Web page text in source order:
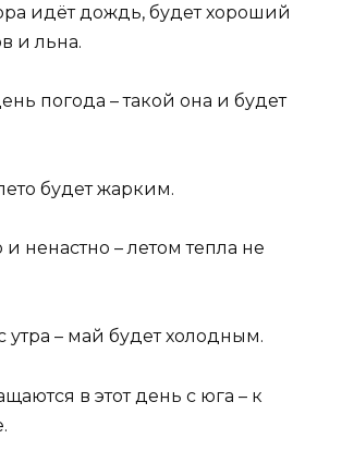
идёт дождь, будет хороший
и льна.
погода – такой она и будет
будет жарким.
ненастно – летом тепла не
утра – май будет холодным.
в этот день с юга – к